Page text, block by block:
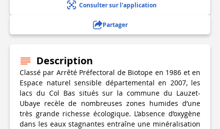
Consulter sur l'application
Partager
Description
Classé par Arrêté Préfectoral de Biotope en 1986 et en
Espace naturel sensible départemental en 2007, les
lacs du Col Bas situés sur la commune du Lauzet-
Ubaye recèle de nombreuses zones humides d’une
très grande richesse écologique. L’absence d’oxygène
dans les eaux stagnantes entraîne une minéralisation